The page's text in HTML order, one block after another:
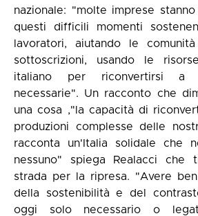
nazionale: "molte imprese
questi difficili momenti
lavoratori, aiutando le
sottoscrizioni, usando le
italiano per riconvertirsi a
necessarie". Un racconto che
una cosa ,"la capacità di
produzioni complesse delle
racconta un'Italia solidale che
nessuno" spiega Realacci che
strada per la ripresa. "Avere
della sostenibilità e del
oggi solo necessario o